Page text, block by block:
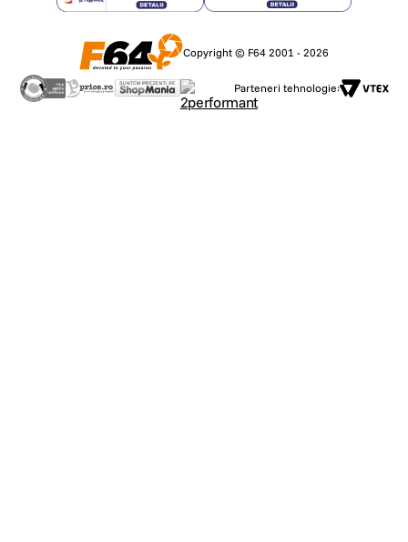
Copyright © F64 2001 - 2026
Parteneri tehnologie: